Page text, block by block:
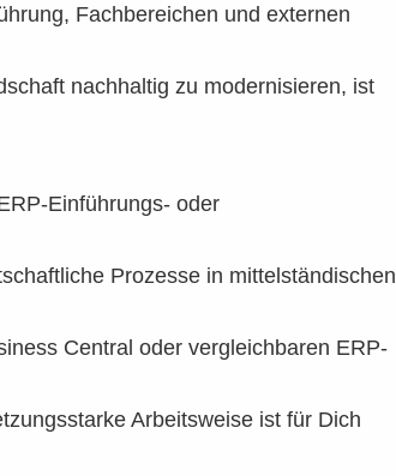
Fachbereichen und externen
nachhaltig zu modernisieren, ist
Einführungs- oder
Prozesse in mittelständischen
Central oder vergleichbaren ERP-
Arbeitsweise ist für Dich